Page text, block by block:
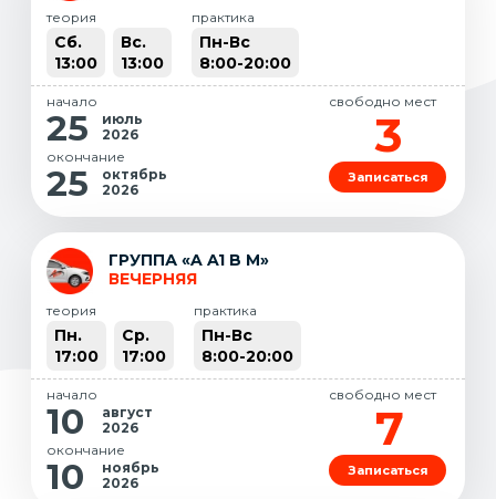
теория
Сб.
13:00
Вс.
13:00
практика
Пн-Вс
8:00-20:00
начало
25
июль
2026
окончание
25
октябрь
2026
свободно мест
3
Записаться
ГРУППА «A A1 B M»
ВЕЧЕРНЯЯ
теория
Пн.
17:00
Ср.
17:00
практика
Пн-Вс
8:00-20:00
начало
10
август
2026
окончание
10
ноябрь
2026
свободно мест
7
Записаться